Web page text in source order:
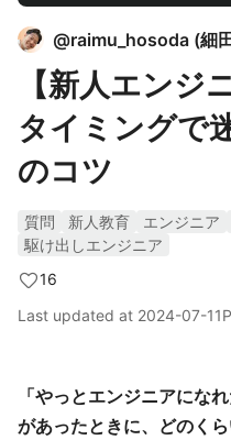
@raimu_hosoda (細
【新人エンジ
タイミングで
のコツ
質問 新人教育 エンジニア
駆け出しエンジニア
16
Last updated at 2024-07-11
「やっとエンジニアにな
があったときに、どのく